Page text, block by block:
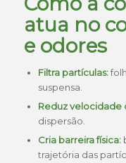
atua no
e odores
Filtra partículas:
suspensa.
Reduz velocidade
dispersão.
Cria barreira física:
trajetória das